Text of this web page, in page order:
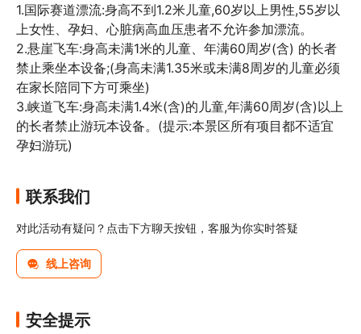
1.国际赛道漂流:身高不到1.2米儿童,60岁以上男性,55岁以
上女性、孕妇、心脏病高血压患者不允许参加漂流。
2.悬崖飞车:身高未满1米的儿童、年满60周岁(含) 的长者
禁止乘坐本设备;(身高未满1.35米或未满8周岁的儿童必须
在家长陪同下方可乘坐)
3.峡道飞车:身高未满1.4米(含)的儿童,年满60周岁(含)以上
的长者禁止游玩本设备。(提示:本景区所有项目都不适宜
孕妇游玩)
联系我们
对此活动有疑问？点击下方聊天按钮，客服为你实时答疑
线上咨询
安全提示